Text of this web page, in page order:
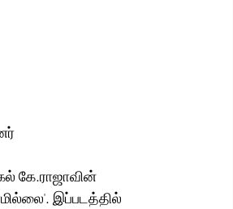
கே.ராஜாவின்
இப்படத்தில்